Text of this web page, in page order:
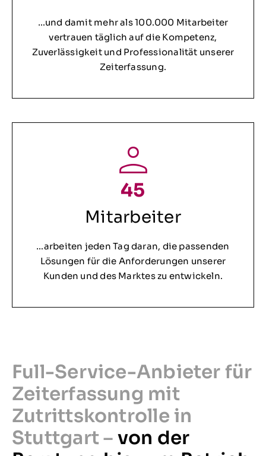
…und damit mehr als 100.000 Mitarbeiter
vertrauen täglich auf die Kompetenz,
Zuverlässigkeit und Professionalität unserer
Zeiterfassung.
45
Mitarbeiter
…arbeiten jeden Tag daran, die passenden
Lösungen für die Anforderungen unserer
Kunden und des Marktes zu entwickeln.
Full-Service-Anbieter für
Zeiterfassung mit
Zutrittskontrolle in
Stuttgart – von der